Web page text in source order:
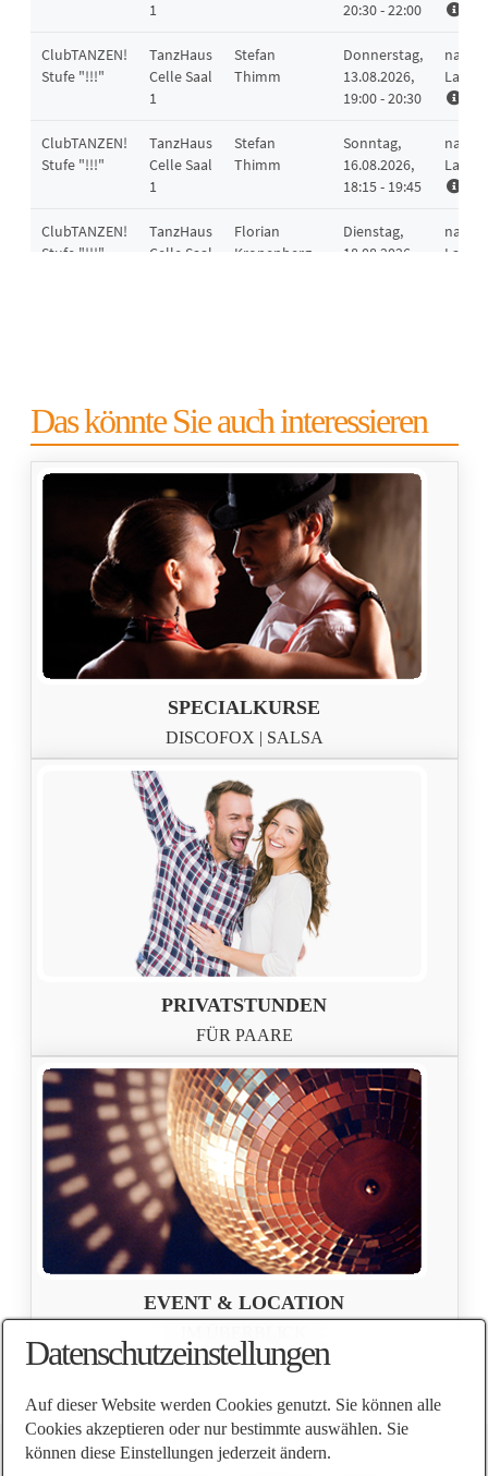
Das könnte Sie auch interessieren
SPECIALKURSE
DISCOFOX | SALSA
PRIVATSTUNDEN
FÜR PAARE
EVENT & LOCATION
Datenschutzeinstellungen
Auf dieser Website werden Cookies genutzt. Sie können alle
Cookies akzeptieren oder nur bestimmte auswählen. Sie
können diese Einstellungen jederzeit ändern.